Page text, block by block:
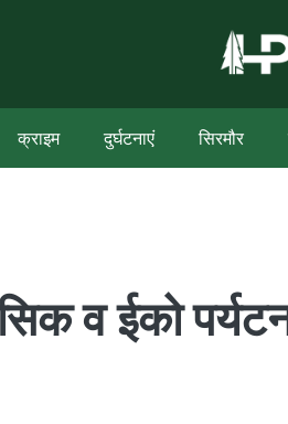
क्राइम दुर्घटनाएं सिरमौर
व ईको